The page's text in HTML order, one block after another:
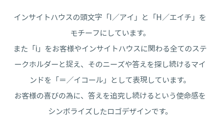
インサイトハウスの頭文字「I／アイ」と「H／エイチ」を
モチーフにしています。
また「i」をお客様やインサイトハウスに関わる全てのステ
ークホルダーと捉え、そのニーズや答えを探し続けるマイ
ンドを「＝／イコール」として表現しています。
お客様の喜びの為に、答えを追究し続けるという使命感を
シンボライズしたロゴデザインです。